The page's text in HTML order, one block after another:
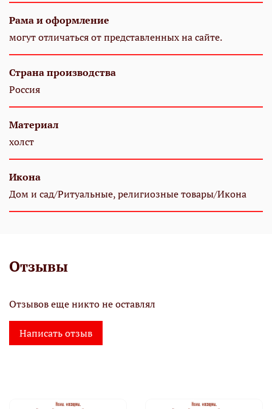
Рама и оформление
могут отличаться от представленных на сайте.
Страна производства
Россия
Материал
холст
Икона
Дом и сад/Ритуальные, религиозные товары/Икона
Отзывы
Отзывов еще никто не оставлял
Написать отзыв